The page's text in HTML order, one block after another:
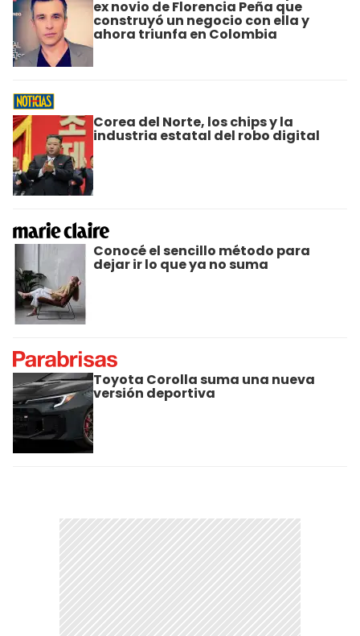
ex novio de Florencia Peña que
construyó un negocio con ella y
ahora triunfa en Colombia
Corea del Norte, los chips y la
industria estatal del robo digital
Conocé el sencillo método para
dejar ir lo que ya no suma
Toyota Corolla suma una nueva
versión deportiva